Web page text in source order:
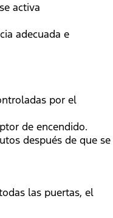
activa
adecuada e
por el
de encendido.
después de que se
las puertas, el